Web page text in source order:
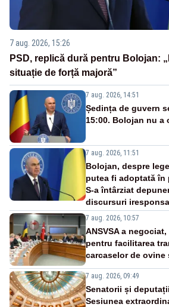
7 aug. 2026, 15:26
PSD, replică dură pentru Bolojan:
situație de forță majoră”
7 aug. 2026, 14:51
Ședința de guvern
15:00. Bolojan nu a
7 aug. 2026, 11:51
Bolojan, despre
putea fi adoptată în
S-a întârziat
discursuri
7 aug. 2026, 10:57
ANSVSA a
pentru facilitarea
carcaselor de ovine
7 aug. 2026, 09:49
Senatorii și
Sesiunea